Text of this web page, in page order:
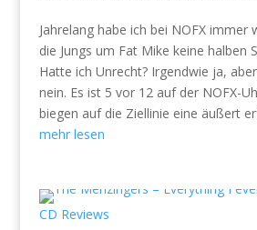
Jahrelang habe ich bei NOFX immer
die Jungs um Fat Mike keine halben
Hatte ich Unrecht? Irgendwie ja,
nein. Es ist 5 vor 12 auf der NOFX-
biegen auf die Ziellinie eine äußert
mehr lesen
CD Reviews